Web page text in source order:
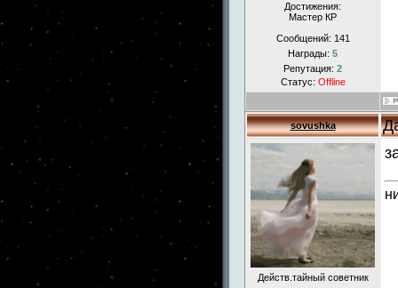
Достижения:
Мастер КР
Сообщений: 141
Награды: 5
Репутация: 2
Статус: Offline
sovushka
Действ.тайный советник